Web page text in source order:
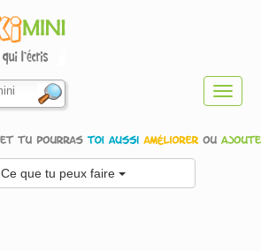
Ce que tu peux faire